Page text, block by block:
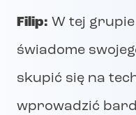
Filip: W tej
świadome
skupić się na
wprowadzić